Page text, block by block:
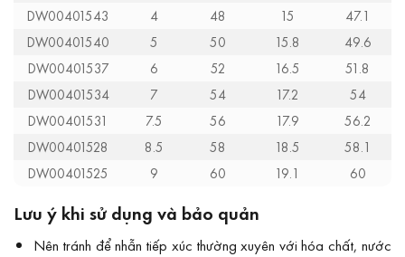
DW00401543
4 48 15
47.1
DW00401540
5 50 15.8
49.6
DW00401537
6 52 16.5
51.8
DW00401534
7 54 17.2
54
DW00401531
7.5 56 17.9
56.2
DW00401528
8.5 58 18.5
58.1
DW00401525
9 60 19.1 60
Lưu ý khi sử dụng và bảo quản
Nên tránh để nhẫn tiếp xúc thường xuyên với hóa chất, nước